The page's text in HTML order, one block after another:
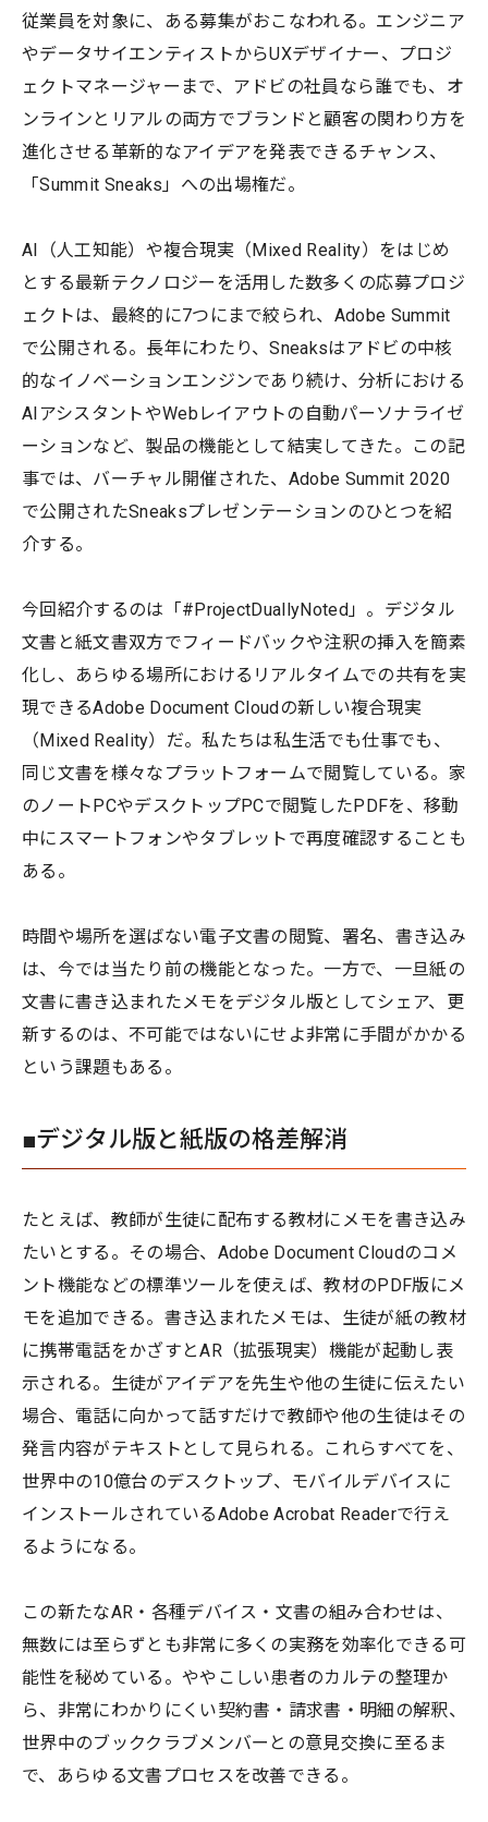
従業員を対象に、ある募集がおこなわれる。エンジニア
やデータサイエンティストからUXデザイナー、プロジ
ェクトマネージャーまで、アドビの社員なら誰でも、オ
ンラインとリアルの両方でブランドと顧客の関わり方を
進化させる革新的なアイデアを発表できるチャンス、
「Summit Sneaks」への出場権だ。
AI（人工知能）や複合現実（Mixed Reality）をはじめ
とする最新テクノロジーを活用した数多くの応募プロジ
ェクトは、最終的に7つにまで絞られ、Adobe Summit
で公開される。長年にわたり、Sneaksはアドビの中核
的なイノベーションエンジンであり続け、分析における
AIアシスタントやWebレイアウトの自動パーソナライゼ
ーションなど、製品の機能として結実してきた。この記
事では、バーチャル開催された、Adobe Summit 2020
で公開されたSneaksプレゼンテーションのひとつを紹
介する。
今回紹介するのは「#ProjectDuallyNoted」。デジタル
文書と紙文書双方でフィードバックや注釈の挿入を簡素
化し、あらゆる場所におけるリアルタイムでの共有を実
現できるAdobe Document Cloudの新しい複合現実
（Mixed Reality）だ。私たちは私生活でも仕事でも、
同じ文書を様々なプラットフォームで閲覧している。家
のノートPCやデスクトップPCで閲覧したPDFを、移動
中にスマートフォンやタブレットで再度確認することも
ある。
時間や場所を選ばない電子文書の閲覧、署名、書き込み
は、今では当たり前の機能となった。一方で、一旦紙の
文書に書き込まれたメモをデジタル版としてシェア、更
新するのは、不可能ではないにせよ非常に手間がかかる
という課題もある。
■デジタル版と紙版の格差解消
たとえば、教師が生徒に配布する教材にメモを書き込み
たいとする。その場合、Adobe Document Cloudのコメ
ント機能などの標準ツールを使えば、教材のPDF版にメ
モを追加できる。書き込まれたメモは、生徒が紙の教材
に携帯電話をかざすとAR（拡張現実）機能が起動し表
示される。生徒がアイデアを先生や他の生徒に伝えたい
場合、電話に向かって話すだけで教師や他の生徒はその
発言内容がテキストとして見られる。これらすべてを、
世界中の10億台のデスクトップ、モバイルデバイスに
インストールされているAdobe Acrobat Readerで行え
るようになる。
この新たなAR・各種デバイス・文書の組み合わせは、
無数には至らずとも非常に多くの実務を効率化できる可
能性を秘めている。ややこしい患者のカルテの整理か
ら、非常にわかりにくい契約書・請求書・明細の解釈、
世界中のブッククラブメンバーとの意見交換に至るま
で、あらゆる文書プロセスを改善できる。